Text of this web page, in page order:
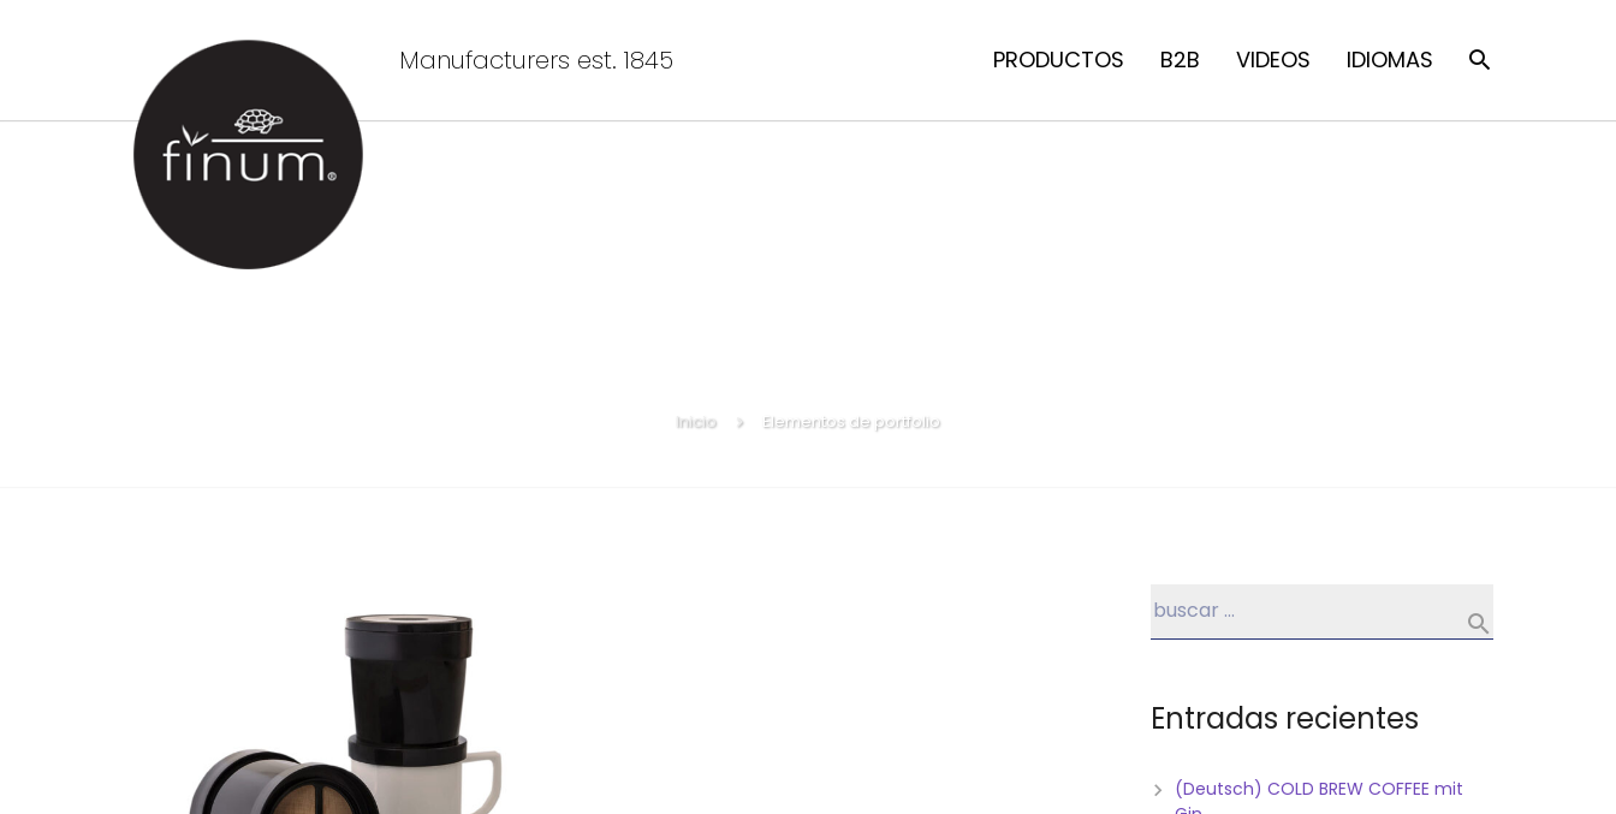
Manufacturers est. 1845 PRODUCTOS B2B VIDEOS IDIOMAS
Inicio Elementos de portfolio
Entradas recientes
(Deutsch) COLD BREW COFFEE mit